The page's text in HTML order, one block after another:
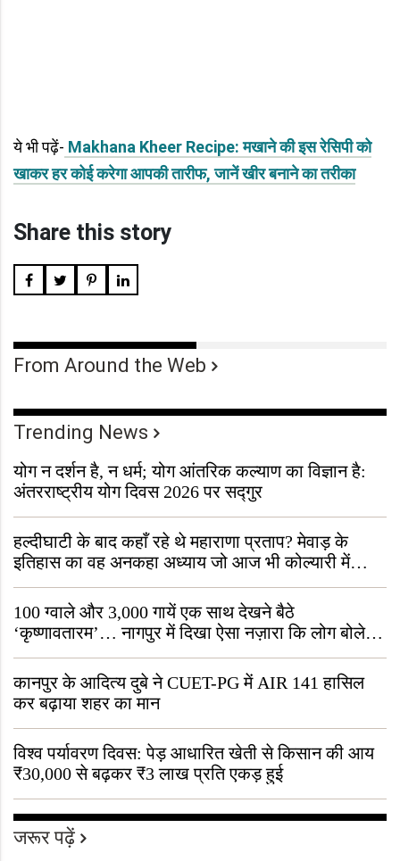
ये भी पढ़ें- Makhana Kheer Recipe: मखाने की इस रेसिपी को
खाकर हर कोई करेगा आपकी तारीफ, जानें खीर बनाने का तरीका
Share this story
From Around the Web
Trending News
योग न दर्शन है, न धर्म; योग आंतरिक कल्याण का विज्ञान है:
अंतरराष्ट्रीय योग दिवस 2026 पर सद्गुर
हल्दीघाटी के बाद कहाँ रहे थे महाराणा प्रताप? मेवाड़ के
इतिहास का वह अनकहा अध्याय जो आज भी कोल्यारी में
जीवित है
100 ग्वाले और 3,000 गायें एक साथ देखने बैठे
‘कृष्णावतारम’… नागपुर में दिखा ऐसा नज़ारा कि लोग बोले,
“ऐसा तो सिर्फ़ कृष्ण ही कर सकते हैं”
कानपुर के आदित्य दुबे ने CUET-PG में AIR 141 हासिल
कर बढ़ाया शहर का मान
विश्व पर्यावरण दिवस: पेड़ आधारित खेती से किसान की आय
₹30,000 से बढ़कर ₹3 लाख प्रति एकड़ हुई
जरूर पढ़ें